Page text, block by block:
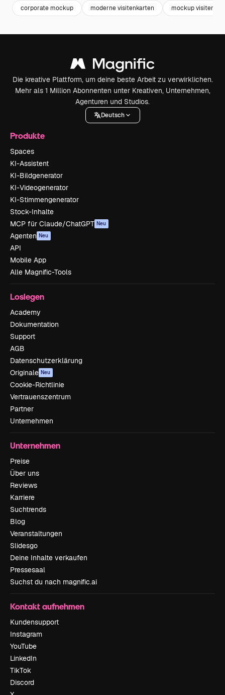
corporate mockup moderne visitenkarten mockup
Die kreative Plattform, um deine beste Arbeit zu verwirklichen.
Mehr als 1 Million Abonnenten unter Kreativen, Unternehmen,
Agenturen und Studios.
Deutsch
Produkte
Spaces
KI-Assistent
KI-Bildgenerator
KI-Videogenerator
KI-Stimmengenerator
Stock-Inhalte
MCP für Claude/ChatGPT Neu
Agenten Neu
API
Mobile App
Alle Magnific-Tools
Loslegen
Academy
Dokumentation
Support
AGB
Datenschutzerklärung
Originale Neu
Cookie-Richtlinie
Vertrauenszentrum
Partner
Unternehmen
Unternehmen
Preise
Über uns
Reviews
Karriere
Suchtrends
Blog
Veranstaltungen
Slidesgo
Deine Inhalte verkaufen
Pressesaal
Suchst du nach magnific.ai
Kontakt aufnehmen
Kundensupport
Instagram
YouTube
LinkedIn
TikTok
Discord